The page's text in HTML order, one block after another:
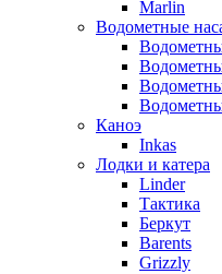
Marlin
Водометные
Каноэ
Inkas
Лодки и катера
Linder
Тактика
Беркут
Barents
Grizzly